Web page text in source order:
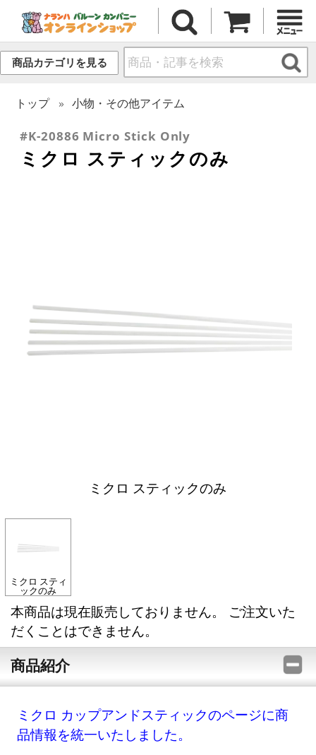
商品カテゴリを見る
トップ 小物・その他アイテム
#K-20886 Micro Stick Only
ミクロ スティックのみ
ミクロ スティックのみ
ミクロ スティ
ックのみ
本商品は現在販売しておりません。 ご注文いた
だくことはできません。
商品紹介
ミクロ カップアンドスティックのページに商
品情報を統一いたしました。